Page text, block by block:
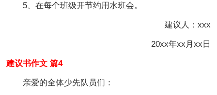
5、在每个班级开节约用水班会。
建议人：xxx
20xx年xx月xx日
建议书作文 篇4
亲爱的全体少先队员们：